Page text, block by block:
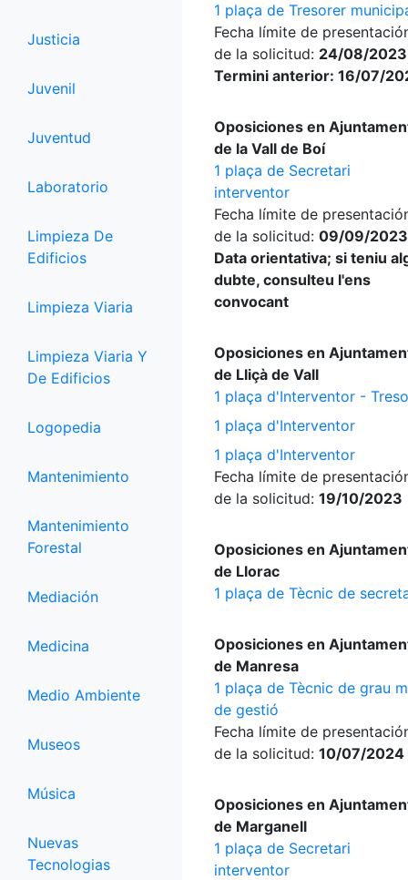
Justicia
Juvenil
Juventud
Laboratorio
Limpieza De
Edificios
Limpieza Viaria
Limpieza Viaria Y
De Edificios
Logopedia
Mantenimiento
Mantenimiento
Forestal
Mediación
Medicina
Medio Ambiente
Museos
Música
Nuevas
Tecnologias
1 plaça de Tresorer
Fecha límite de
de la solicitud: 24/08/
Termini anterior: 16/07/
Oposiciones en
de la Vall de Boí
1 plaça de Secretari
interventor
Fecha límite de
de la solicitud: 09/09/
Data orientativa; si teniu
dubte, consulteu l'ens
convocant
Oposiciones en
de Lliçà de Vall
1 plaça d'Interventor -
1 plaça d'Interventor
1 plaça d'Interventor
Fecha límite de
de la solicitud: 19/10/2023
Oposiciones en
de Llorac
1 plaça de Tècnic de
Oposiciones en
de Manresa
1 plaça de Tècnic de grau
de gestió
Fecha límite de
de la solicitud: 10/07/2024
Oposiciones en
de Marganell
1 plaça de Secretari
interventor